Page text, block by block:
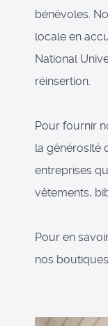
bénévoles.
locale en
National
réinsertion.
Pour fournir
la générosité
entreprises
vêtements,
Pour en
nos